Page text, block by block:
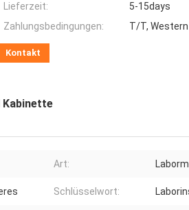
Lieferzeit:
5-15days
Zahlungsbedingungen:
T/T, Western
Kontakt
Kabinette
Art:
Schlüsselwort: